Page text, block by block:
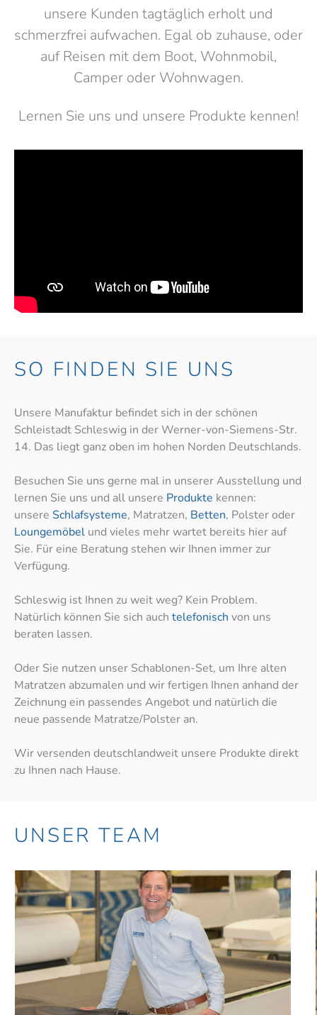
unsere Kunden tagtäglich erholt und
schmerzfrei aufwachen. Egal ob zuhause, oder
auf Reisen mit dem Boot, Wohnmobil,
Camper oder Wohnwagen.
Lernen Sie uns und unsere Produkte kennen!
SO FINDEN SIE UNS
Unsere Manufaktur befindet sich in der schönen
Schleistadt Schleswig in der Werner-von-Siemens-Str.
14. Das liegt ganz oben im hohen Norden Deutschlands.
Besuchen Sie uns gerne mal in unserer Ausstellung und
lernen Sie uns und all unsere Produkte kennen:
unsere Schlafsysteme, Matratzen, Betten, Polster oder
Loungemöbel und vieles mehr wartet bereits hier auf
Sie. Für eine Beratung stehen wir Ihnen immer zur
Verfügung.
Schleswig ist Ihnen zu weit weg? Kein Problem.
Natürlich können Sie sich auch telefonisch von uns
beraten lassen.
Oder Sie nutzen unser Schablonen-Set, um Ihre alten
Matratzen abzumalen und wir fertigen Ihnen anhand der
Zeichnung ein passendes Angebot und natürlich die
neue passende Matratze/Polster an.
Wir versenden deutschlandweit unsere Produkte direkt
zu Ihnen nach Hause.
UNSER TEAM